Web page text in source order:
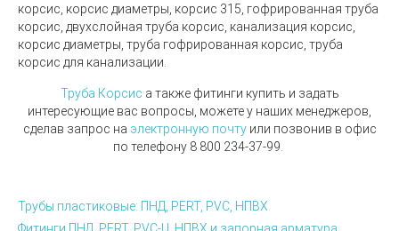
корсис, корсис диаметры, корсис 315, гофрированная труба
корсис, двухслойная труба корсис, канализация корсис,
корсис диаметры, труба гофрированная корсис, труба
корсис для канализации.
Труба Корсис а также фитинги купить и задать
интересующие вас вопросы, можете у наших менеджеров,
сделав запрос на электронную почтуили позвонив в офис
по телефону 8 800 234-37-99.
Трубы пластиковые: ПНД, PERT, PVC, НПВХ